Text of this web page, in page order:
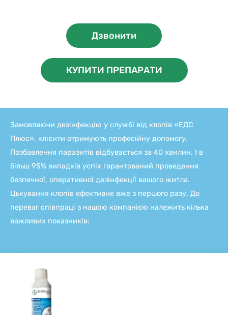
Дзвонити
КУПИТИ ПРЕПАРАТИ
Замовляючи дезінфекцію у службі від клопів «ЕДС
Плюс», клієнти отримують професійну допомогу.
Позбавлення паразитів відбувається за 40 хвилин. І в
більш 95% випадків успіх гарантований проведення
безпечної, оперативної дезінфекції вашого житла.
Цькування клопів ефективне вже з першого разу. До
переваг співпраці з нашою компанією належить кілька
важливих показників: